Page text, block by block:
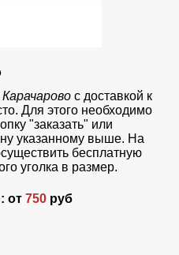
Карачаровос доставкой к
Для этого необходимо
"заказать" или
указанному выше. На
бесплатную
уголка в размер.
от750 руб